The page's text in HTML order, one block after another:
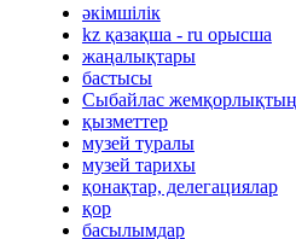
әкімшілік
kz қазақша - ru орысша
жаңалықтары
бастысы
Сыбайлас
қызметтер
музей туралы
музей тарихы
қонақтар, делегациялар
қор
басылымдар